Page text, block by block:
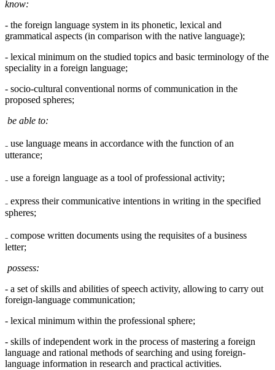
know:
- the foreign language system in its phonetic, lexical and
grammatical aspects (in comparison with the native language);
- lexical minimum on the studied topics and basic terminology of the
speciality in a foreign language;
- socio-cultural conventional norms of communication in the
proposed spheres;
be able to:
₋ use language means in accordance with the function of an
utterance;
₋ use a foreign language as a tool of professional activity;
₋ express their communicative intentions in writing in the specified
spheres;
₋ compose written documents using the requisites of a business
letter;
possess:
- a set of skills and abilities of speech activity, allowing to carry out
foreign-language communication;
- lexical minimum within the professional sphere;
- skills of independent work in the process of mastering a foreign
language and rational methods of searching and using foreign-
language information in research and practical activities.